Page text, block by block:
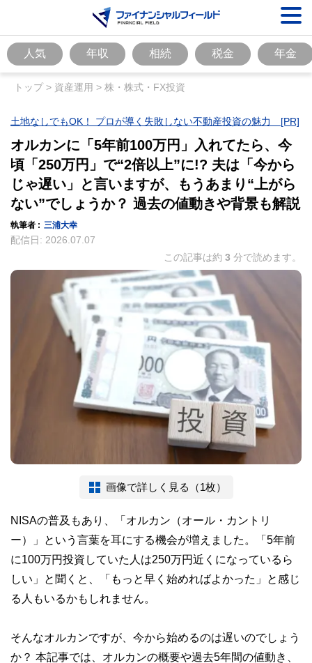
人気 年収 相続 税金 年金
トップ> 資産運用 > 株・株式・FX投資
土地なしでもOK！ プロが導く失敗しない不動産投資の魅力 [PR]
オルカンに「5年前100万円」入れてたら、今
頃「250万円」で“2倍以上”に!? 夫は「今から
じゃ遅い」と言いますが、もうあまり“上がら
ない”でしょうか？ 過去の値動きや背景も解説
執筆者 : 三浦大幸
配信日: 2026.07.07
この記事は約 3 分で読めます。
画像で詳しく見る（1枚）
NISAの普及もあり、「オルカン（オール・カントリ
ー）」という言葉を耳にする機会が増えました。「5年前
に100万円投資していた人は250万円近くになっているら
しい」と聞くと、「もっと早く始めればよかった」と感じ
る人もいるかもしれません。
そんなオルカンですが、今から始めるのは遅いのでしょう
か？ 本記事では、オルカンの概要や過去5年間の値動き、